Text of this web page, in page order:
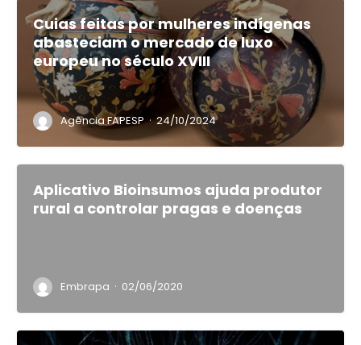
Cuias feitas por mulheres indígenas
abasteciam o mercado de luxo
europeu no século XVIII
Agência FAPESP · 24/10/2024
Aplicativo Bioinsumos ajuda produtor
rural a controlar pragas e doenças
Embrapa · 02/06/2020